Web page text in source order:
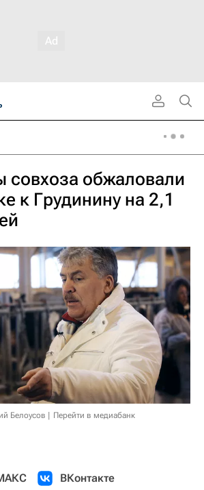
совхоза обжаловали
к Грудинину на 2,1
Белоусов Перейти в медиабанк
ВКонтакте